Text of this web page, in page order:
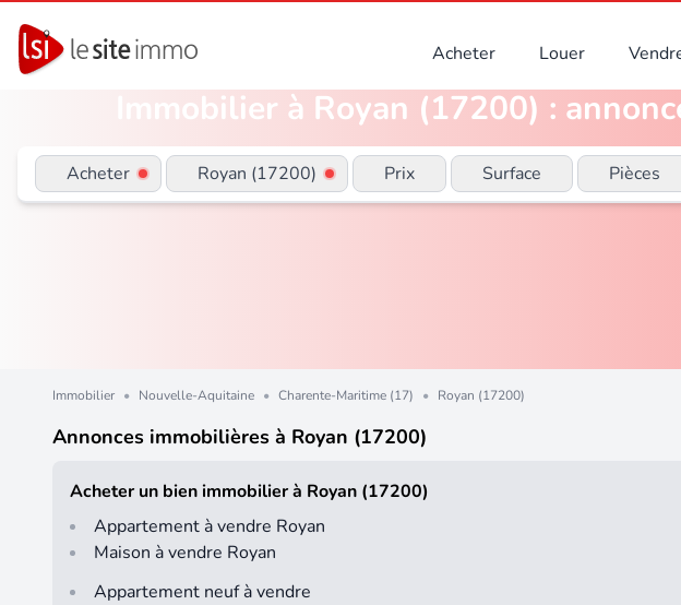
Acheter Louer
Immobilier à Royan (17200) :
Acheter Royan (17200) Prix Surface Pièces
Immobilier • Nouvelle-Aquitaine • Charente-Maritime (17) • Royan (17200)
Annonces immobilières à Royan (17200)
Acheter un bien immobilier à Royan (17200)
Appartement à vendre Royan
Maison à vendre Royan
Appartement neuf à vendre